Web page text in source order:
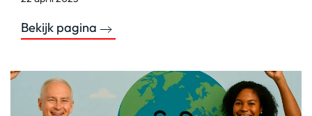
Bekijk pagina